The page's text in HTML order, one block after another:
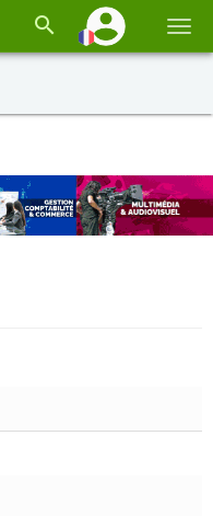
la